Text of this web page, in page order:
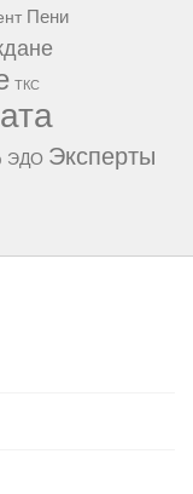
Пени
ТКС
ЭДО Эксперты